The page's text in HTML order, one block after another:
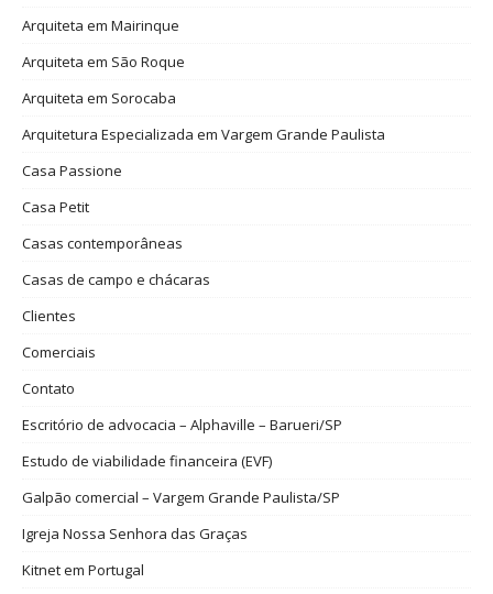
Arquiteta em Mairinque
Arquiteta em São Roque
Arquiteta em Sorocaba
Arquitetura Especializada em Vargem Grande Paulista
Casa Passione
Casa Petit
Casas contemporâneas
Casas de campo e chácaras
Clientes
Comerciais
Contato
Escritório de advocacia – Alphaville – Barueri/SP
Estudo de viabilidade financeira (EVF)
Galpão comercial – Vargem Grande Paulista/SP
Igreja Nossa Senhora das Graças
Kitnet em Portugal